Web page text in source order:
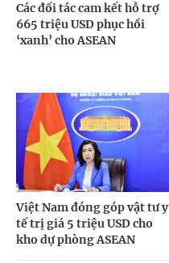
Các đối tác cam kết hỗ trợ
665 triệu USD phục hồi
‘xanh’ cho ASEAN
Việt Nam đóng góp vật tư y
tế trị giá 5 triệu USD cho
kho dự phòng ASEAN